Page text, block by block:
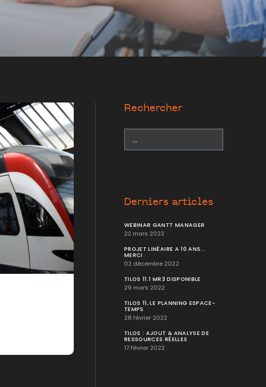
Rechercher
Derniers articles
WEBINAR GANTT MANAGER
22 mars 2023
PROJET LINÉAIRE A 10 ANS...
MERCI
02 décembre 2022
TILOS 11.1 MR3 DISPONIBLE
29 mars 2022
TILOS 11, LE PLANNING ESPACE-
TEMPS
28 février 2022
TILOS : AJOUT & ANALYSE DE
RESSOURCES RÉELLES
17 février 2022